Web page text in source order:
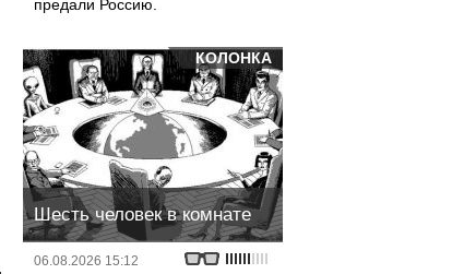
предали Россию.
КОЛОНКА
Шесть человек в комнате
06.08.2026 15:12